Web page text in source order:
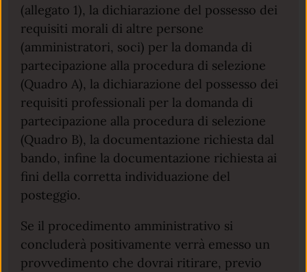
(allegato 1), la dichiarazione del possesso dei
requisiti morali di altre persone
(amministratori, soci) per la domanda di
partecipazione alla procedura di selezione
(Quadro A), la dichiarazione del possesso dei
requisiti professionali per la domanda di
partecipazione alla procedura di selezione
(Quadro B), la documentazione richiesta dal
bando, infine la documentazione richiesta ai
fini della corretta individuazione del
posteggio.
Se il procedimento amministrativo si
concluderà positivamente verrà emesso un
provvedimento che dovrai ritirare, previo